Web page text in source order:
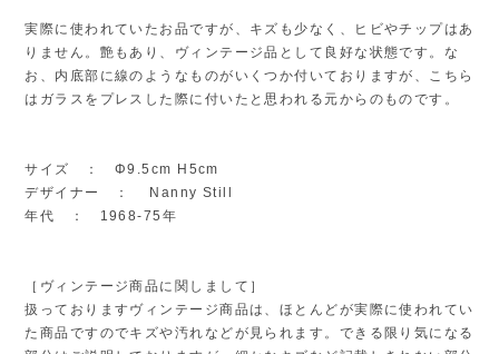
実際に使われていたお品ですが、キズも少なく、ヒビやチップはあ
りません。艶もあり、ヴィンテージ品として良好な状態です。な
お、内底部に線のようなものがいくつか付いておりますが、こちら
はガラスをプレスした際に付いたと思われる元からのものです。
サイズ ： Φ9.5cm H5cm
デザイナー ： Nanny Still
年代 ： 1968-75年
［ヴィンテージ商品に関しまして］
扱っておりますヴィンテージ商品は、ほとんどが実際に使われてい
た商品ですのでキズや汚れなどが見られます。できる限り気になる